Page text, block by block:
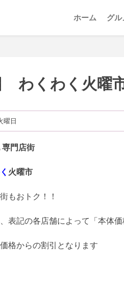
ホーム グル
わくわく火曜
曜日
専門店街
火曜市
もおトク！！
表記の各店舗によって「本体
格からの割引となります